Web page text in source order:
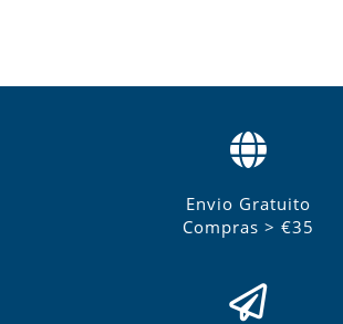
Envio Gratuito
Compras > €35